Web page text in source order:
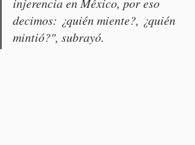
injerencia en México, por eso
decimos: ¿quién miente?, ¿quién
mintió?", subrayó.